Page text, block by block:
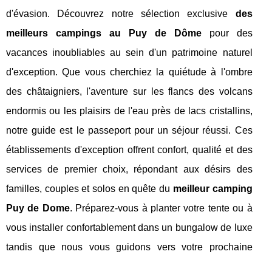
d'évasion. Découvrez notre sélection exclusive des
meilleurs campings au Puy de Dômepour des
vacances inoubliables au sein d'un patrimoine naturel
d'exception. Que vous cherchiez la quiétude à l'ombre
des châtaigniers, l'aventure sur les flancs des volcans
endormis ou les plaisirs de l'eau près de lacs cristallins,
notre guide est le passeport pour un séjour réussi. Ces
établissements d'exception offrent confort, qualité et des
services de premier choix, répondant aux désirs des
familles, couples et solos en quête du meilleur camping
Puy de Dome. Préparez-vous à planter votre tente ou à
vous installer confortablement dans un bungalow de luxe
tandis que nous vous guidons vers votre prochaine